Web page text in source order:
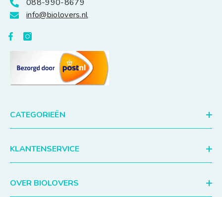
088-990-8679
info@biolovers.nl
CATEGORIEËN
KLANTENSERVICE
OVER BIOLOVERS